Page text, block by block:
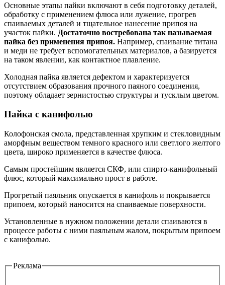
Основные этапы пайки включают в себя подготовку деталей,
обработку с применением флюса или лужение, прогрев
спаиваемых деталей и тщательное нанесение припоя на
участок пайки. Достаточно востребована так называемая
пайка без применения припоя. Например, спаивание титана
и меди не требует вспомогательных материалов, а базируется
на таком явлении, как контактное плавление.
Холодная пайка является дефектом и характеризуется
отсутствием образования прочного паяного соединения,
поэтому обладает зернистостью структуры и тусклым цветом.
Пайка с канифолью
Колофонская смола, представленная хрупким и стекловидным
аморфным веществом темного красного или светлого желтого
цвета, широко применяется в качестве флюса.
Самым простейшим является СКФ, или спирто-канифольный
флюс, который максимально прост в работе.
Прогретый паяльник опускается в канифоль и покрывается
припоем, который наносится на спаиваемые поверхности.
Установленные в нужном положении детали спаиваются в
процессе работы с ними паяльным жалом, покрытым припоем
с канифолью.
Реклама